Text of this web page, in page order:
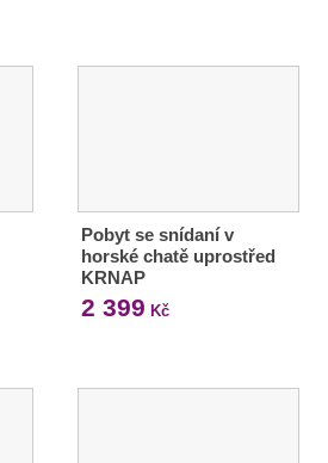
Pobyt se snídaní v
horské chatě uprostřed
KRNAP
2 399 Kč